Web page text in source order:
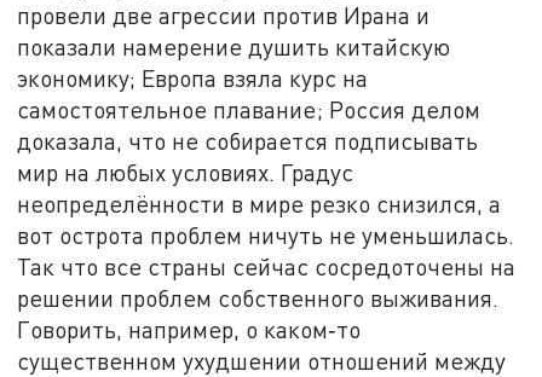
провели две агрессии против Ирана и
показали намерение душить китайскую
экономику; Европа взяла курс на
самостоятельное плавание; Россия делом
доказала, что не собирается подписывать
мир на любых условиях. Градус
неопределённости в мире резко снизился, а
вот острота проблем ничуть не уменьшилась.
Так что все страны сейчас сосредоточены на
решении проблем собственного выживания.
Говорить, например, о каком‑то
существенном ухудшении отношений между